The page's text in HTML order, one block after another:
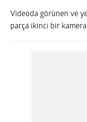
Videoda görünen ve
parça ikinci bir